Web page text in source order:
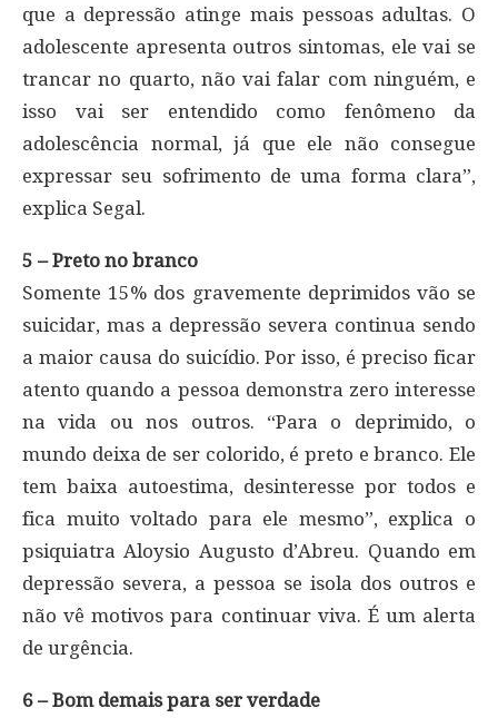
que a depressão atinge mais pessoas adultas. O
adolescente apresenta outros sintomas, ele vai se
trancar no quarto, não vai falar com ninguém, e
isso vai ser entendido como fenômeno da
adolescência normal, já que ele não consegue
expressar seu sofrimento de uma forma clara”,
explica Segal.
5 – Preto no branco
Somente 15% dos gravemente deprimidos vão se
suicidar, mas a depressão severa continua sendo
a maior causa do suicídio. Por isso, é preciso ficar
atento quando a pessoa demonstra zero interesse
na vida ou nos outros. “Para o deprimido, o
mundo deixa de ser colorido, é preto e branco. Ele
tem baixa autoestima, desinteresse por todos e
fica muito voltado para ele mesmo”, explica o
psiquiatra Aloysio Augusto d’Abreu. Quando em
depressão severa, a pessoa se isola dos outros e
não vê motivos para continuar viva. É um alerta
de urgência.
6 – Bom demais para ser verdade